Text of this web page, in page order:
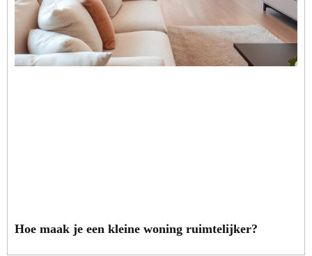
Hoe maak je een kleine woning ruimtelijker?